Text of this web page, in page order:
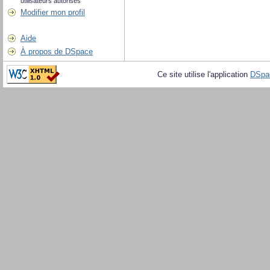
Modifier mon profil
Aide
À propos de DSpace
Ce site utilise l'application